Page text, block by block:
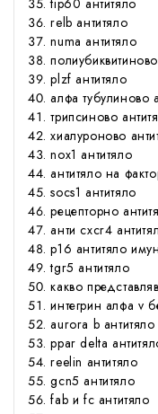
tip60 антитяло
relb антитяло
numa антитяло
plzf антитяло
алфа тубулиново
трипсиново
хиалуроново
nox1 антитяло
антитяло на
socs1 антитяло
рецепторно
анти cxcr4
р16 антитяло
tgr5 антитяло
какво
интегрин алфа v
aurora b антитяло
ppar delta
reelin антитяло
gcn5 антитяло
fab и fc антитяло